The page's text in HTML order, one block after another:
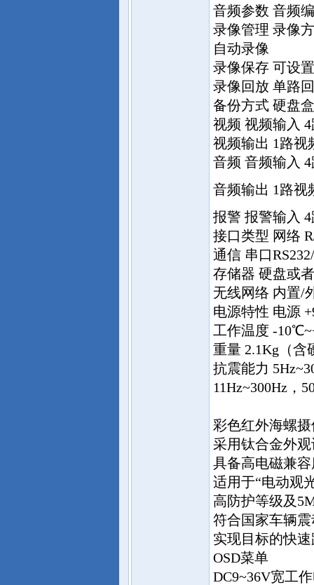
音频参数 音频
录像管理 录像
自动录像
录像保存 可设
录像回放 单路
备份方式 硬盘
视频 视频输入
视频输出 1路视
音频 音频输入
音频输出 1路视
报警 报警输入
接口类型 网络
通信 串口
存储器 硬盘或
无线网络 内置/
电源特性 电源
工作温度 -
重量 2.1Kg（含
抗震能力
11Hz~300Hz，
彩色红外海螺
采用钛合金外
具备高电磁兼容
适用于“电动观
高防护等级及
符合国家车辆
实现目标的快
OSD菜单
DC9~36V宽工